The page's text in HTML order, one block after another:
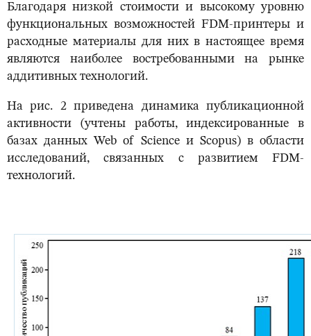
Благодаря низкой стоимости и высокому уровню
функциональных возможностей FDM-принтеры и
расходные материалы для них в настоящее время
являются наиболее востребованными на рынке
аддитивных технологий.
На рис. 2 приведена динамика публикационной
активности (учтены работы, индексированные в
базах данных Web of Science и Scopus) в области
исследований, связанных с развитием FDM-
технологий.